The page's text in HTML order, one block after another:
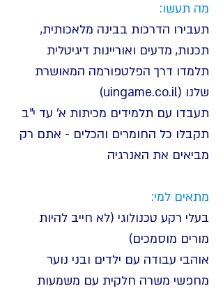
מה תעשו:
תעבירו הדרכות בבינה מלאכותית,
תכנות, מדעים ואוריינות דיגיטלית
תלמדו דרך הפלטפורמה המאושרת
שלנו (uingame.co.il)
תעבדו עם תלמידים מכיתות א' עד י"ב
תקבלו כל החומרים והכלים - אתם רק
מביאים את האנרגיה
מתאים למי:
בעלי רקע טכנולוגי (לא חייב להיות
מורים מוסמכים)
אוהבי עבודה עם ילדים ובני נוער
מחפשי משרה חלקית עם משמעות